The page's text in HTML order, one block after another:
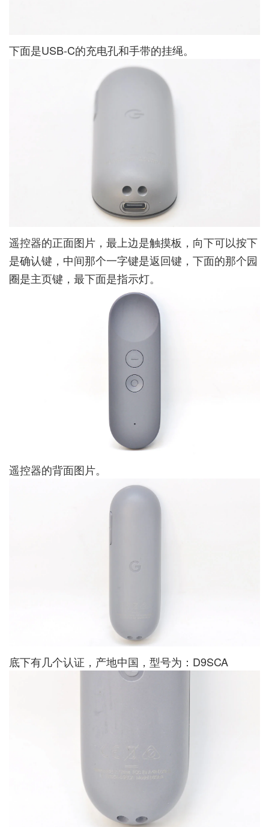
下面是USB-C的充电孔和手带的挂绳。
遥控器的正面图片，最上边是触摸板，向下可以按下
是确认键，中间那个一字键是返回键，下面的那个园
圈是主页键，最下面是指示灯。
遥控器的背面图片。
底下有几个认证，产地中国，型号为：D9SCA